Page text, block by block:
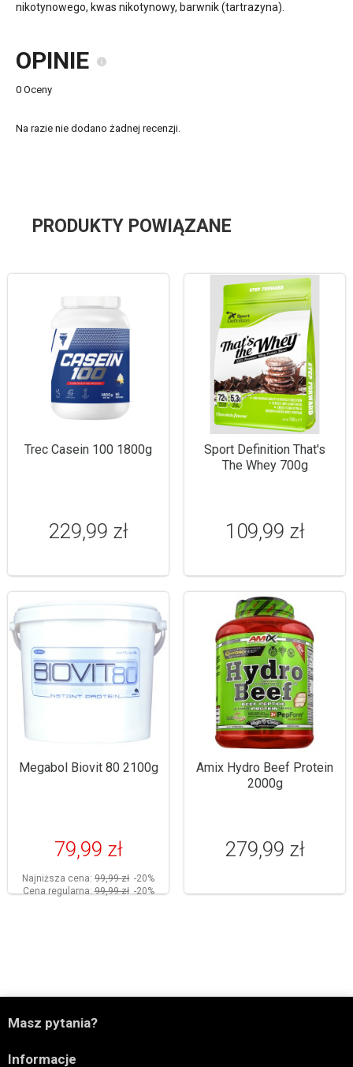
nikotynowego, kwas nikotynowy, barwnik (tartrazyna).
OPINIE
0 Oceny
Na razie nie dodano żadnej recenzji.
PRODUKTY POWIĄZANE
Trec Casein 100 1800g
229,99 zł
Sport Definition That's
The Whey 700g
109,99 zł
Megabol Biovit 80 2100g
79,99 zł
Najniższa cena: 99,99 zł -20%
Cena regularna:99,99 zł -20%
Amix Hydro Beef Protein
2000g
279,99 zł
Masz pytania?
Informacje